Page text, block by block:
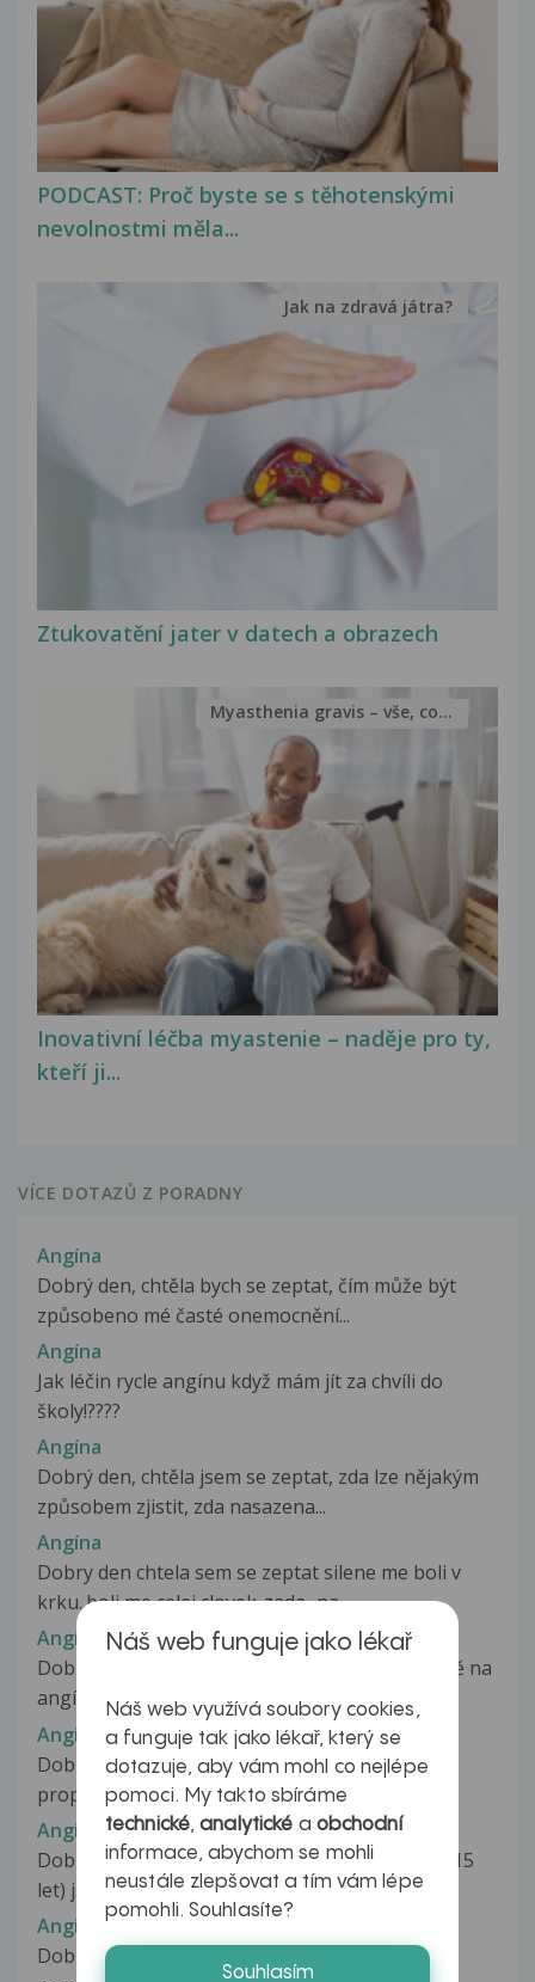
PODCAST: Proč byste se s těhotenskými
nevolnostmi měla...
Ztukovatění jater v datech a obrazech
Jak na zdravá játra?
Inovativní léčba myastenie – naděje pro ty,
kteří ji...
Myasthenia gravis – vše, co...
VÍCE DOTAZŮ Z PORADNY
Angína
Dobrý den, chtěla bych se zeptat, čím může být
způsobeno mé časté onemocnění...
Angína
Jak léčin rycle angínu když mám jít za chvíli do
školy!????
Angína
Dobrý den, chtěla jsem se zeptat, zda lze nějakým
způsobem zjistit, zda nasazena...
Angína
Dobry den chtela sem se zeptat silene me boli v
krku..boli me celej clovek..zada...na...
Angína
Dobrý den, je mi 32let a trpím vždy tak 2-3ročně na
angíny. Nyní již mám 4 v...
Angina
Dobrý den, odjel jsem na výlet do Barcelony a
propukla mi zde angína. Byl jsem...
Angina
Dobrý den, v dětských letech (zhruba od tří do 15
let) jsem často trpěl na...
Angina
Dobrý den. Již od konce září jsem byla neustále
Náš web funguje jako lékař
Náš web využívá soubory cookies,
a funguje tak jako lékař, který se
dotazuje, aby vám mohl co nejlépe
pomoci. My takto sbíráme
technické,analytické a obchodní
informace, abychom se mohli
neustále zlepšovat a tím vám lépe
pomohli. Souhlasíte?
Souhlasím